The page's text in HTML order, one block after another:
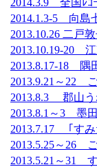
2014.3.9 全国ﾚｺ
2014.1.3-5 向島
2013.10.26 二戸
2013.10.19-20
2013.8.17-18 隅
2013.9.21～22
2013.8.3 郡山う
2013.8.1～3 墨
2013.7.17 ｢すみ
2013.5.25～26
2013.5.21～31